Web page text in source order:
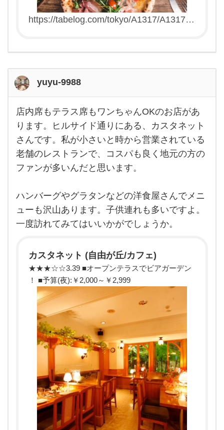
https://tabelog.com/tokyo/A1317/A131703
yuyu-9988
店内
席も
テラ
ス席
もワ
ンち
ゃん
OK
あり
す。
ヒル
サイ
る、
カス
タネ
ット
店内席もテラス席もワンちゃんOKのお店があ
ります。ヒルサイド通りにある、カスタネット
さんです。私が小さいと時から営業されている
老舗のレストランで、コスパも良く地元の方の
ファンが多いんだと思います。
ハンバーグやグラタンなどの洋食屋さんでメニ
ューも沢山あります。子供連れも多いですよ。
一度訪れてみてはいいかがでしょうか。
カスタネット (自由が丘/カフェ)
★★★☆☆3.39 ■オープンテラスでビアガーデン
！ ■予算(夜):￥2,000～￥2,999